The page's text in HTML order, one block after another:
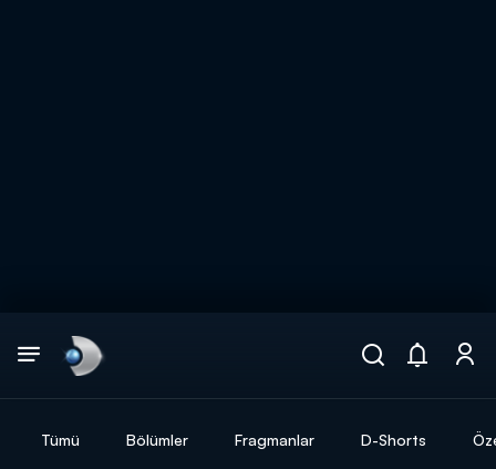
Tümü Bölümler Fragmanlar D-Shorts